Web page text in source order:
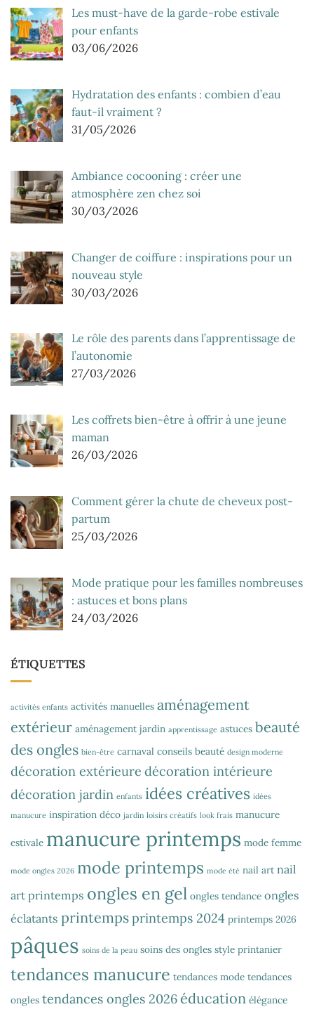
Les must-have de la garde-robe estivale
pour enfants
03/06/2026
Hydratation des enfants : combien d’eau
faut-il vraiment ?
31/05/2026
Ambiance cocooning : créer une
atmosphère zen chez soi
30/03/2026
Changer de coiffure : inspirations pour un
nouveau style
30/03/2026
Le rôle des parents dans l’apprentissage de
l’autonomie
27/03/2026
Les coffrets bien-être à offrir à une jeune
maman
26/03/2026
Comment gérer la chute de cheveux post-
partum
25/03/2026
Mode pratique pour les familles nombreuses
: astuces et bons plans
24/03/2026
ÉTIQUETTES
activités enfants activités manuelles aménagement
extérieur aménagement jardin apprentissage astuces beauté
des ongles bien-être carnaval conseils beauté design moderne
décoration extérieure décoration intérieure
décoration jardin enfants idées créatives idées
manucure inspiration déco jardin loisirs créatifs look frais manucure
estivale manucure printemps mode femme
mode ongles 2026 mode printemps mode été nail art nail
art printemps ongles en gel ongles tendance ongles
éclatants printempsprintemps 2024 printemps 2026
pâques soins de la peau soins des ongles style printanier
tendances manucure tendances mode tendances
ongles tendances ongles 2026 éducation élégance